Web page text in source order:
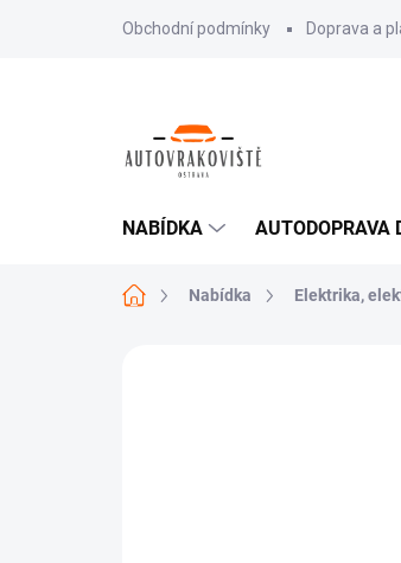
Obchodní podmínky Doprava a
NABÍDKA AUTODOPRAVA
Domů Nabídka Elektrika,